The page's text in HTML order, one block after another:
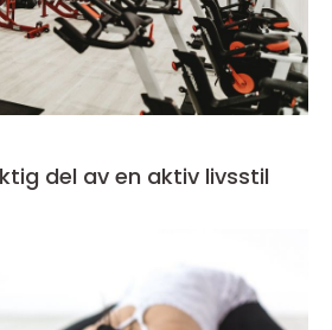
del av en aktiv livsstil